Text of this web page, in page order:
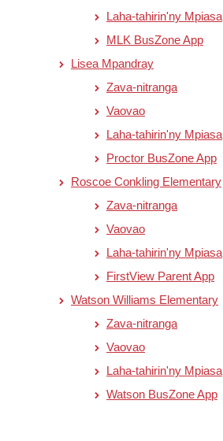
Laha-tahirin'ny Mpiasa
MLK BusZone App
Lisea Mpandray
Zava-nitranga
Vaovao
Laha-tahirin'ny Mpiasa
Proctor BusZone App
Roscoe Conkling Elementary
Zava-nitranga
Vaovao
Laha-tahirin'ny Mpiasa
FirstView Parent App
Watson Williams Elementary
Zava-nitranga
Vaovao
Laha-tahirin'ny Mpiasa
Watson BusZone App